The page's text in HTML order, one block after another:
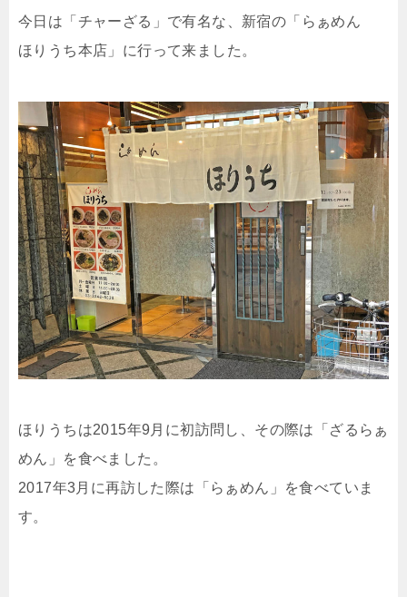
今日は「チャーざる」で有名な、新宿の「らぁめん
ほりうち本店」に行って来ました。
ほりうちは2015年9月に初訪問し、その際は「ざるらぁ
めん」を食べました。
2017年3月に再訪した際は「らぁめん」を食べていま
す。